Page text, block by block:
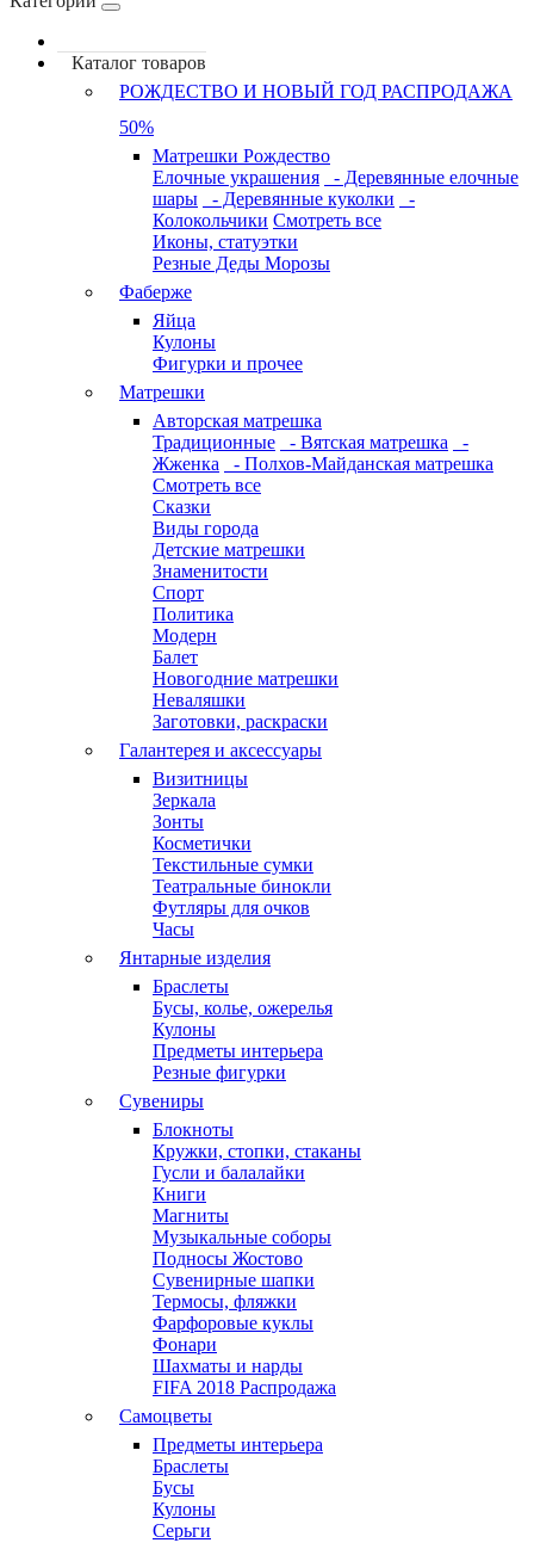
Каталог товаров
РОЖДЕСТВО И НОВЫЙ ГОД РАСПРОДАЖА
50%
Матрешки Рождество
Елочные украшения
- Деревянные елочные
шары
- Деревянные куколки
-
Колокольчики Смотреть все
Иконы, статуэтки
Резные Деды Морозы
Фаберже
Яйца
Кулоны
Фигурки и прочее
Матрешки
Авторская матрешка
Традиционные
- Вятская матрешка
-
Жженка
- Полхов-Майданская матрешка
Смотреть все
Сказки
Виды города
Детские матрешки
Знаменитости
Спорт
Политика
Модерн
Балет
Новогодние матрешки
Неваляшки
Заготовки, раскраски
Галантерея и аксессуары
Визитницы
Зеркала
Зонты
Косметички
Текстильные сумки
Театральные бинокли
Футляры для очков
Часы
Янтарные изделия
Браслеты
Бусы, колье, ожерелья
Кулоны
Предметы интерьера
Резные фигурки
Сувениры
Блокноты
Кружки, стопки, стаканы
Гусли и балалайки
Книги
Магниты
Музыкальные соборы
Подносы Жостово
Сувенирные шапки
Термосы, фляжки
Фарфоровые куклы
Фонари
Шахматы и нарды
FIFA 2018 Распродажа
Самоцветы
Предметы интерьера
Браслеты
Бусы
Кулоны
Серьги